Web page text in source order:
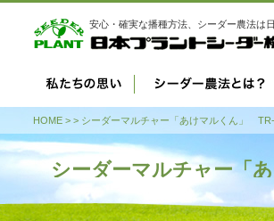
安心・確実な播種方法、シーダー農法は
HOME > > シーダーマルチャー「あけマルくん」 TR-
シーダーマルチャー「